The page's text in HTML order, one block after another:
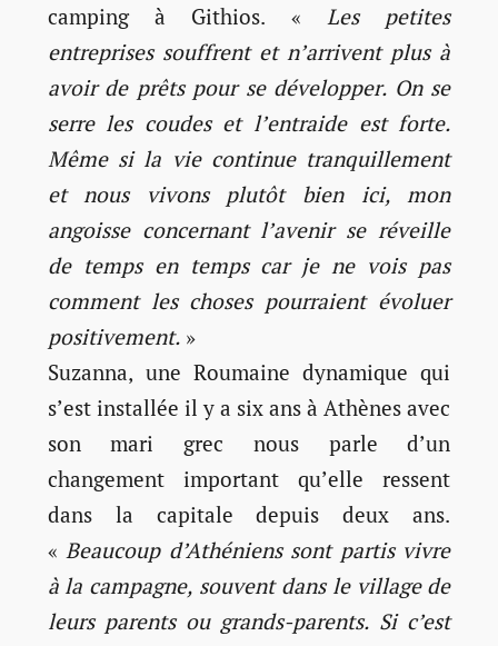
camping à Githios. « Les petites
entreprises souffrent et n’arrivent plus à
avoir de prêts pour se développer. On se
serre les coudes et l’entraide est forte.
Même si la vie continue tranquillement
et nous vivons plutôt bien ici, mon
angoisse concernant l’avenir se réveille
de temps en temps car je ne vois pas
comment les choses pourraient évoluer
positivement.»
Suzanna, une Roumaine dynamique qui
s’est installée il y a six ans à Athènes avec
son mari grec nous parle d’un
changement important qu’elle ressent
dans la capitale depuis deux ans.
« Beaucoup d’Athéniens sont partis vivre
à la campagne, souvent dans le village de
leurs parents ou grands-parents. Si c’est